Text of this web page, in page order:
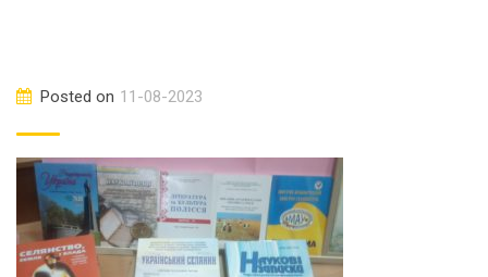
Posted on 11-08-2023